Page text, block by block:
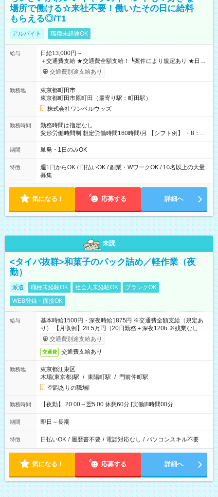
場所で働ける☆来社不要！働いたその日に給料
もらえる◎/T1
アルバイト 職種未経験OK
給与
日給13,000円～
＋交通費支給 ★交通費全額支給！ ┗案件により規定あり ★日払
いOK！（規定あり） ┗働いたその日に現金GET♪ お仕事後はコ
ンビニATMから 日払い分を引き落とせます！ 【試用期間】試
交通費別途支給あり
勤務地
東京都町田市
東京都町田市原町田（最寄り駅：町田駅）
株式会社ワンベルウッズ
勤務時間
勤務時間は指定なし
変形労働時間制 想定労働時間160時間/月 【シフト例】 ・8：00
～21：00
期間 単発・1日のみOK
特徴
週1日からOK / 日払いOK / 副業・WワークOK / 10名以上の大量
募集
気になる！ 応募する 詳細へ
未読
<タイパ抜群>和菓子のパック詰め／軽作業（夜
勤）
派遣 職種未経験OK 社会人未経験OK
ブランクOK
WEB登録・面接OK
給与
基本時給1500円・深夜時給1875円 ※交通費全額支給（規定あ
り） 【月収例】28.5万円（20日勤務＋深夜120h ※残業なしの場
合）交通費別途支給あり
交通費 交通費支給あり
勤務地
東京都江東区
木場(東京都)駅 / 東陽町駅 / 門前仲町駅
空調ありの職場!
勤務時間 【夜勤】 20:00～翌5:00 休憩60分 [実働]8時間00分
期間 即日～長期
特徴 日払いOK / 履歴書不要 / 電話対応なし / パソコンスキル不要
気になる！ 応募する 詳細へ